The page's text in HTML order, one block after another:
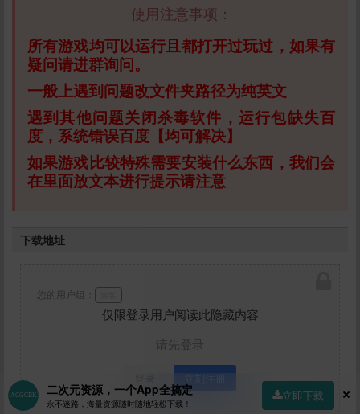
使用注意事项：
所有游戏均可以运行且都打开过玩过，如果有
疑问请进群询问。
一般上遇到问题改文件夹路径为纯英文
遇到其他问题关闭杀毒软件，运行包缺失百
度，系统错误百度【均可解决】
如果游戏比较特殊需要安装什么东西，我们会
在里面放文本进行提示请注意
下载地址
仅限登录用户阅读此隐藏内容
请先登录
立刻注册
您的用户组：
二次元资源，一个App全搞定
永不迷路，海量资源随时随地轻松下载！
立即下载